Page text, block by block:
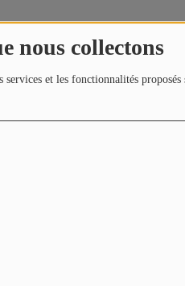
nous collectons
et les fonctionnalités